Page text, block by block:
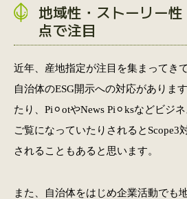
地域性・ストーリー
点で注目
近年、産地指定が注目を集まってき
自治体のESG開示への対応がありま
たり、Pi⚪︎otやNews Pi⚪︎ksなどビジ
ご覧になっていたりされるとScope3
されることもあると思います。
また、自治体をはじめ企業活動でも